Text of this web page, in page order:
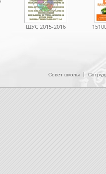
ШУС 2015-2016
Совет школы